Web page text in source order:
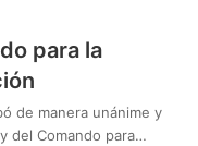
para la
de manera unánime y
del Comando para…